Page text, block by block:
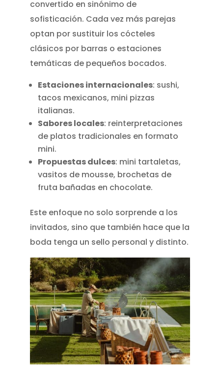
convertido en sinónimo de
sofisticación. Cada vez más parejas
optan por sustituir los cócteles
clásicos por barras o estaciones
temáticas de pequeños bocados.
Estaciones internacionales: sushi,
tacos mexicanos, mini pizzas
italianas.
Sabores locales: reinterpretaciones
de platos tradicionales en formato
mini.
Propuestas dulces: mini tartaletas,
vasitos de mousse, brochetas de
fruta bañadas en chocolate.
Este enfoque no solo sorprende a los
invitados, sino que también hace que la
boda tenga un sello personal y distinto.